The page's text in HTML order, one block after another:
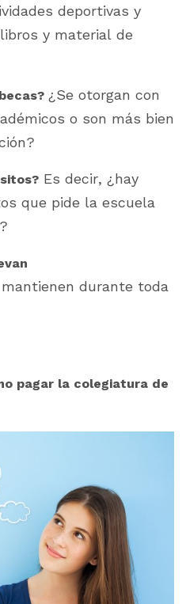
deportivas y
y material de
¿Se otorgan con
o son más bien
Es decir, ¿hay
que pide la escuela
mantienen durante toda
pagar la colegiatura de